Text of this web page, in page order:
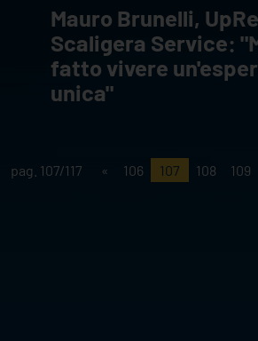
Mauro Brunelli,
Scaligera Service:
fatto vivere
unica"
pag. 107/117 « 106 107 108 109